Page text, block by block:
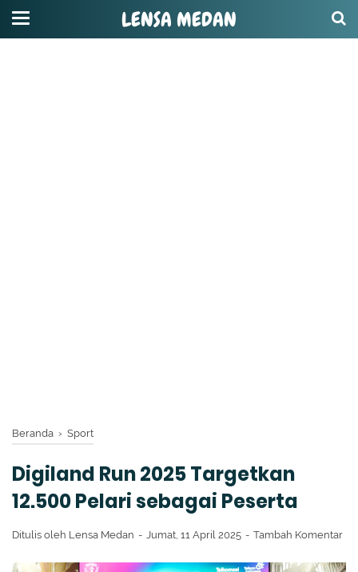
LENSA MEDAN
Beranda › Sport
Digiland Run 2025 Targetkan
12.500 Pelari sebagai Peserta
Ditulis oleh Lensa Medan Jumat, 11 April 2025 Tambah Komentar